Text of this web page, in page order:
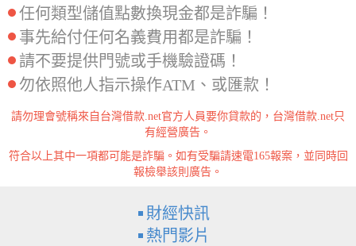
任何類型儲值點數換現金都是詐騙！
事先給付任何名義費用都是詐騙！
請不要提供門號或手機驗證碼！
勿依照他人指示操作ATM、或匯款！
請勿理會號稱來自台灣借款.net官方人員要你貸款的，台灣借款.net只
有經營廣告。
符合以上其中一項都可能是詐騙。如有受騙請速電165報案，並同時回
報檢舉該則廣告。
財經快訊
熱門影片